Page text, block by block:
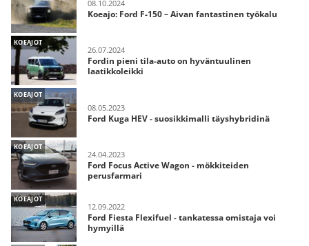
08.10.2024
Koeajo: Ford F-150 – Aivan fantastinen työkalu
KOEAJOT
26.07.2024
Fordin pieni tila-auto on hyväntuulinen
laatikkoleikki
KOEAJOT
08.05.2023
Ford Kuga HEV - suosikkimalli täyshybridinä
KOEAJOT
24.04.2023
Ford Focus Active Wagon - mökkiteiden
perusfarmari
KOEAJOT
12.09.2022
Ford Fiesta Flexifuel - tankatessa omistaja voi
hymyillä